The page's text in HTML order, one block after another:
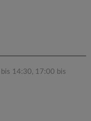
14:30, 17:00 bis